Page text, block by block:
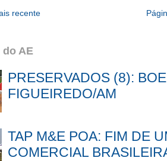
recente
do AE
PRESERVADOS (8):
FIGUEIREDO/AM
TAP M&E POA: FIM DE
COMERCIAL